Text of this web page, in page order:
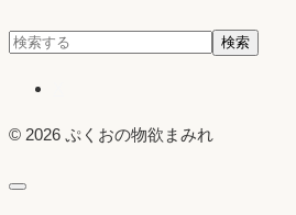
検
検索
© 2026 ぷくおの物欲まみれ